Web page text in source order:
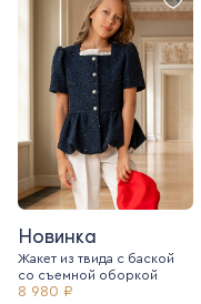
Новинка
Жакет из твида с баской
со съемной оборкой
8 980 ₽